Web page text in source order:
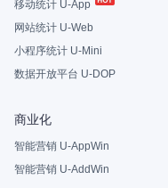
移动统计 U-App
网站统计 U-Web
小程序统计 U-Mini
数据开放平台 U-DOP
商业化
智能营销 U-AppWin
智能营销 U-AddWin